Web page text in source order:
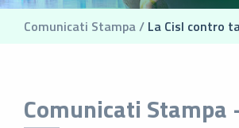
Comunicati Stampa / La Cisl contro
Comunicati Stampa